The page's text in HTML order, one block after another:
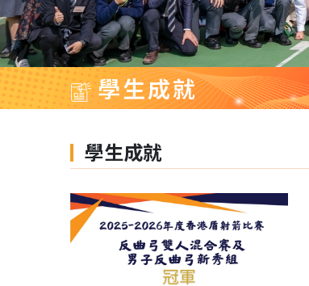
學生成就
學生成就